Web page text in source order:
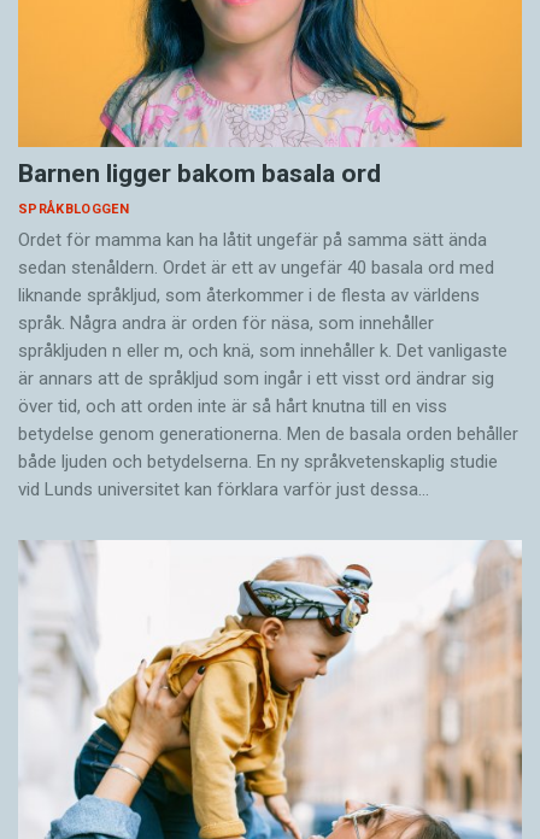
Barnen ligger bakom basala ord
SPRÅKBLOGGEN
Ordet för mamma kan ha låtit ungefär på samma sätt ända
sedan stenåldern. Ordet är ett av ungefär 40 basala ord med
liknande språkljud, som återkommer i de flesta av världens
språk. Några andra är orden för näsa, som innehåller
språkljuden n eller m, och knä, som innehåller k. Det vanligaste
är annars att de språkljud som ingår i ett visst ord ändrar sig
över tid, och att orden inte är så hårt knutna till en viss
betydelse genom generationerna. Men de basala orden behåller
både ljuden och betydelserna. En ny språkvetenskaplig studie
vid Lunds universitet kan förklara varför just dessa…